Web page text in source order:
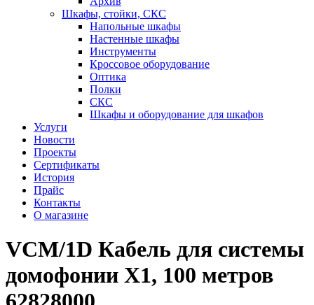
Шкафы, стойки, СКС
Напольные шкафы
Настенные шкафы
Инструменты
Кроссовое оборудование
Оптика
Полки
СКС
Шкафы и оборудование для шкафов
Услуги
Новости
Проекты
Сертификаты
История
Прайс
Контакты
О магазине
VCM/1D Кабель для системы
домофонии X1, 100 метров